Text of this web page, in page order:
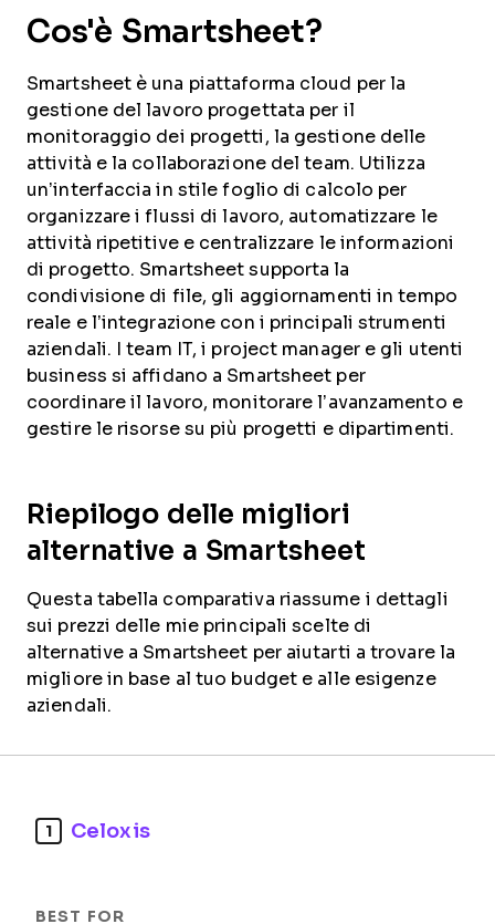
Cos'è Smartsheet?
Smartsheet è una piattaforma cloud per la
gestione del lavoro progettata per il
monitoraggio dei progetti, la gestione delle
attività e la collaborazione del team. Utilizza
un’interfaccia in stile foglio di calcolo per
organizzare i flussi di lavoro, automatizzare le
attività ripetitive e centralizzare le informazioni
di progetto. Smartsheet supporta la
condivisione di file, gli aggiornamenti in tempo
reale e l’integrazione con i principali strumenti
aziendali. I team IT, i project manager e gli utenti
business si affidano a Smartsheet per
coordinare il lavoro, monitorare l’avanzamento e
gestire le risorse su più progetti e dipartimenti.
Riepilogo delle migliori
alternative a Smartsheet
Questa tabella comparativa riassume i dettagli
sui prezzi delle mie principali scelte di
alternative a Smartsheet per aiutarti a trovare la
migliore in base al tuo budget e alle esigenze
aziendali.
1 Celoxis